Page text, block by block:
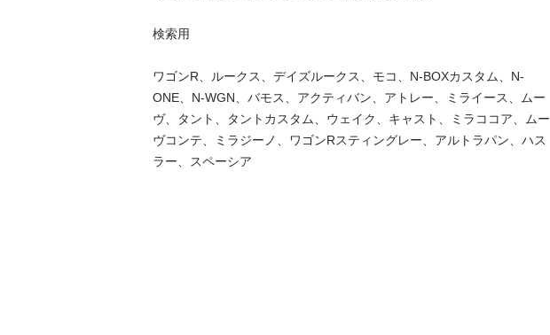
検索用
ワゴンR、ルークス、デイズルークス、モコ、N-BOXカスタム、N-
ONE、N-WGN、バモス、アクティバン、アトレー、ミライース、ムー
ヴ、タント、タントカスタム、ウェイク、キャスト、ミラココア、ムー
ヴコンテ、ミラジーノ、ワゴンRスティングレー、アルトラパン、ハス
ラー、スペーシア